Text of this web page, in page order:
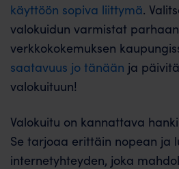
käyttöön sopiva liittymä.
valokuidun varmistat
verkkokokemuksen
saatavuus jo tänään ja
valokuituun!
Valokuitu on kannattava
Se tarjoaa erittäin nopean ja
internetyhteyden, joka